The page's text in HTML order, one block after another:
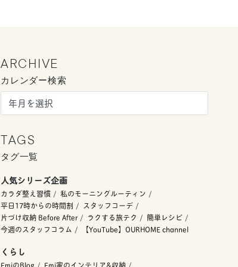
ARCHIVE
カレンダー検索
TAGS
タグ一覧
人気シリーズ企画
カラダ整え習慣
私のモーニングルーティン
平日17時からの時間割
スタッフコーデ
片づけ収納 Before After
ラクする旅テク
簡単レシピ
今週のスタッフコラム
【YouTube】OURHOME channel
くらし